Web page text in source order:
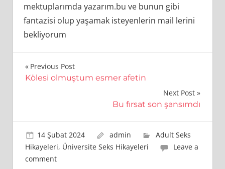
mektuplarımda yazarım.bu ve bunun gibi
fantazisi olup yaşamak isteyenlerin mail lerini
bekliyorum
Yazı
gezinmesi
Previous Post
Kölesi olmuştum esmer afetin
Next Post
Bu fırsat son şansımdı
14 Şubat 2024 admin
Adult Seks
Hikayeleri, Üniversite Seks Hikayeleri
Leave a
comment